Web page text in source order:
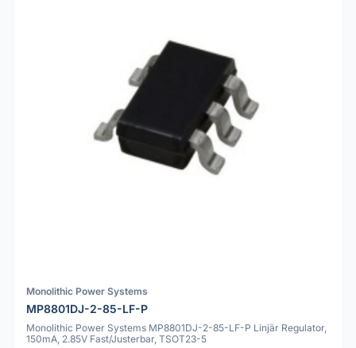
Monolithic Power Systems
MP8801DJ-2-85-LF-P
Monolithic Power Systems MP8801DJ-2-85-LF-P Linjär Regulator,
150mA, 2.85V Fast/Justerbar, TSOT23-5